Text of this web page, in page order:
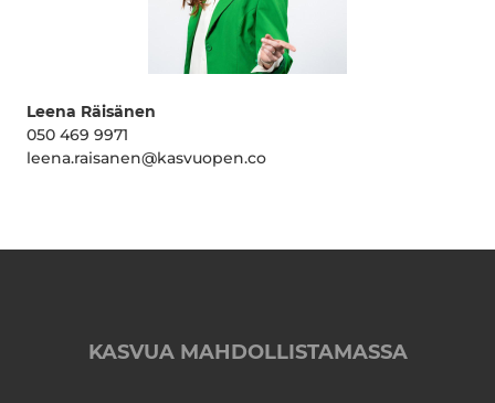
Leena Räisänen
050 469 9971
leena.raisanen@kasvuopen.co
KASVUA MAHDOLLISTAMASSA